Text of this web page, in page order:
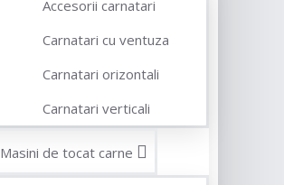
Accesorii carnatari
Carnatari cu ventuza
Carnatari orizontali
Carnatari verticali
Masini de tocat carne